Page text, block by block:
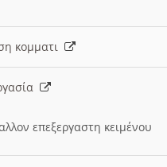
κομματι
επεξεργαστη κειμένου